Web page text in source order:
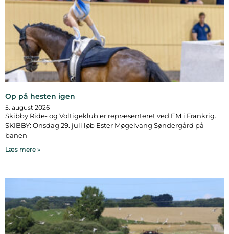
Op på hesten igen
5. august 2026
Skibby Ride- og Voltigeklub er repræsenteret ved EM i Frankrig.
SKIBBY: Onsdag 29. juli løb Ester Møgelvang Søndergård på
banen
Læs mere »